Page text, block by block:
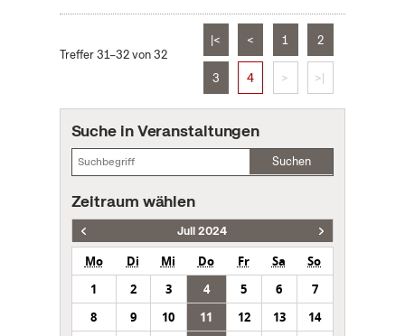
Treffer 31–32 von 32
|< < 1 2
3 4 > >|
Suche in Veranstaltungen
Suchen
Zeitraum wählen
Juli 2024
Mo Di Mi Do Fr Sa
So
1
2 3 4 5 6
7
8
9 10 11 12 13
14